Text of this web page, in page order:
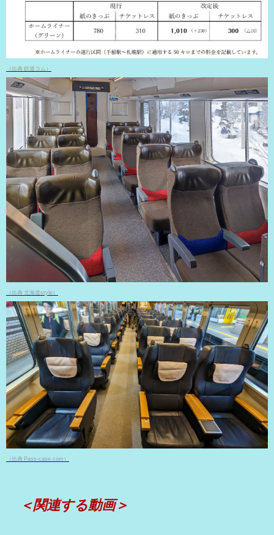
（出典 鉄道コム）
（出典 北海道style）
（出典 Pass-case.com）
＜関連する動画＞